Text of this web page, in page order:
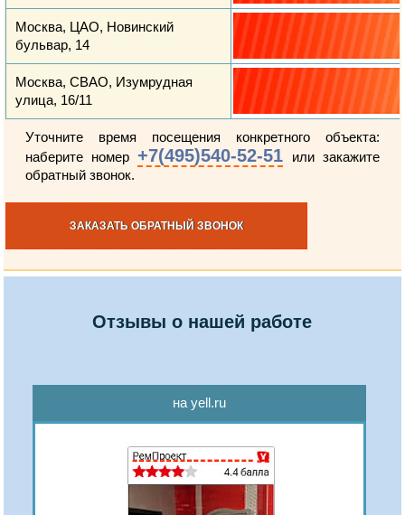
Москва, ЦАО, Новинский
бульвар, 14
Москва, СВАО, Изумрудная
улица, 16/11
Уточните время посещения конкретного объекта:
наберите номер+7(495)540-52-51 или закажите
обратный звонок.
ЗАКАЗАТЬ ОБРАТНЫЙ ЗВОНОК
Отзывы о нашей работе
на yell.ru